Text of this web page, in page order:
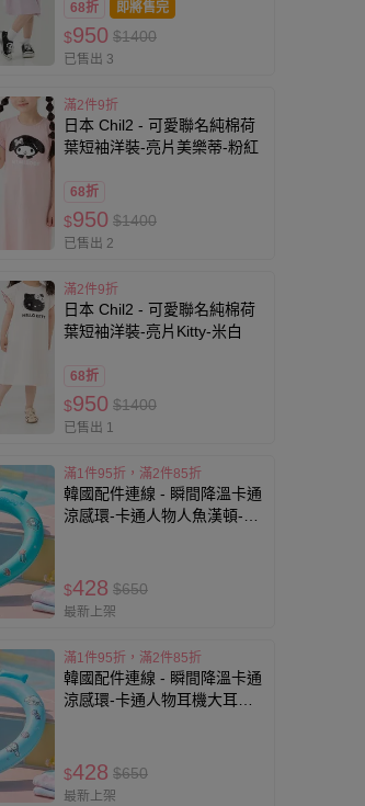
68折 即將售完
$950 $1400
已售出 3
滿2件9折
日本 Chil2 - 可愛聯名純棉荷
葉短袖洋裝-亮片美樂蒂-粉紅
68折
$950 $1400
已售出 2
滿2件9折
日本 Chil2 - 可愛聯名純棉荷
葉短袖洋裝-亮片Kitty-米白
68折
$950 $1400
已售出 1
滿1件95折，滿2件85折
韓國配件連線 - 瞬間降溫卡通
涼感環-卡通人物人魚漢頓-薄
$428 $650
最新上架
滿1件95折，滿2件85折
韓國配件連線 - 瞬間降溫卡通
涼感環-卡通人物耳機大耳狗-
$428 $650
最新上架